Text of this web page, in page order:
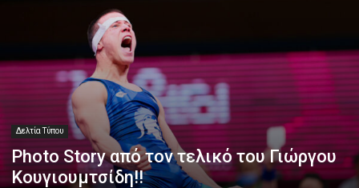
Δελτία Τύπου
Photo Story από τον τελικό του Γιώργου
Κουγιουμτσίδη!!